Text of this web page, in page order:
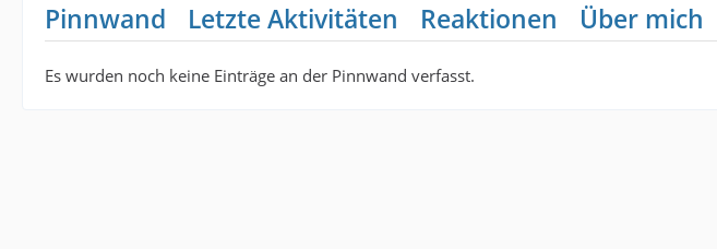
Pinnwand Letzte Aktivitäten Reaktionen Über mich
Es wurden noch keine Einträge an der Pinnwand verfasst.